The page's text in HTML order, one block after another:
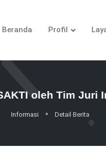
Beranda Profil
oleh Tim Juri
Informasi Detail Berita